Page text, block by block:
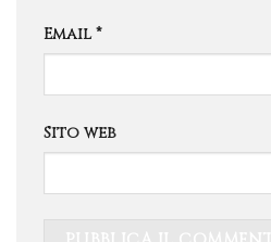
Email*
Sito web